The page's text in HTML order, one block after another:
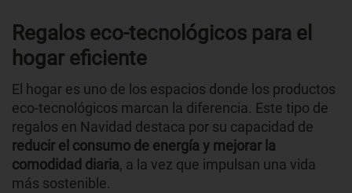
Regalos eco-tecnológicos para el
hogar eficiente
El hogar es uno de los espacios donde los productos
eco-tecnológicos marcan la diferencia. Este tipo de
regalos en Navidad destaca por su capacidad de
reducir el consumo de energía y mejorar la
comodidad diaria, a la vez que impulsan una vida
más sostenible.